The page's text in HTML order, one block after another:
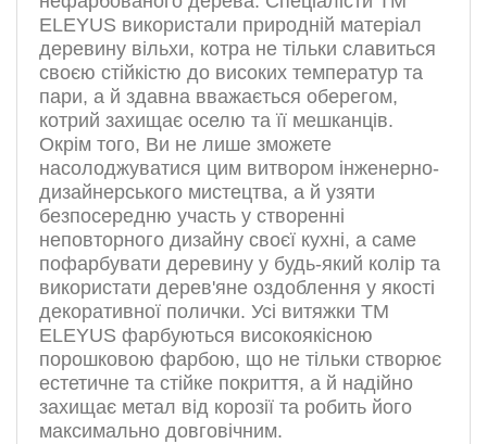
ELEYUS використали природній матеріал
деревину вільхи, котра не тільки славиться
своєю стійкістю до високих температур та
пари, а й здавна вважається оберегом,
котрий захищає оселю та її мешканців.
Окрім того, Ви не лише зможете
насолоджуватися цим витвором інженерно-
дизайнерського мистецтва, а й узяти
безпосередню участь у створенні
неповторного дизайну своєї кухні, а саме
пофарбувати деревину у будь-який колір та
використати дерев'яне оздоблення у якості
декоративної полички. Усі витяжки ТМ
ELEYUS фарбуються високоякісною
порошковою фарбою, що не тільки створює
естетичне та стійке покриття, а й надійно
захищає метал від корозії та робить його
максимально довговічним.